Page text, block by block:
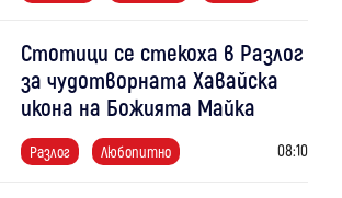
Стотици се стекоха в Разлог
за чудотворната Хавайска
икона на Божията Майка
Разлог Любопитно 08:10